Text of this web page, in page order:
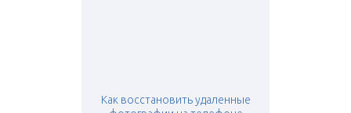
Как восстановить удаленные